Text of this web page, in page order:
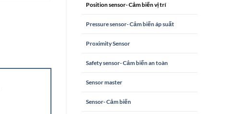
Position sensor- Cảm biến vị trí
Pressure sensor- Cảm biến áp suất
Proximity Sensor
Safety sensor- Cảm biến an toàn
Sensor master
Sensor- Cảm biến